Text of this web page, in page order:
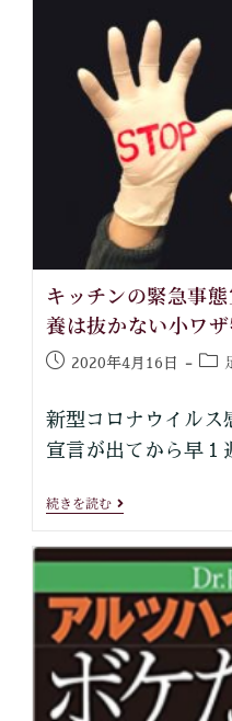
キッチンの緊急事
養は抜かない小ワ
2020年4月16日
新型コロナウイルス
宣言が出てから早
続きを読む